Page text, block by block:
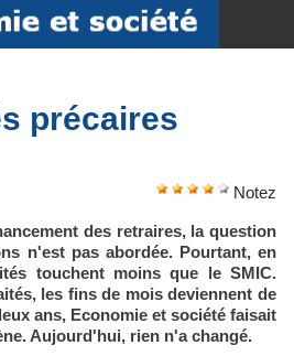
précaires
Notez
des retraires, la question
n'est pas abordée. Pourtant, en
touchent moins que le SMIC.
les fins de mois deviennent de
ans, Economie et société faisait
Aujourd'hui, rien n'a changé.